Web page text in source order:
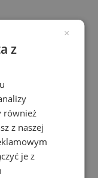
|
×
z
również
z naszej
je z